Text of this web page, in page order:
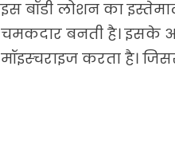
इस बॉडी लोशन का
चमकदार बनती है। इसके
मॉइस्चराइज करता है।